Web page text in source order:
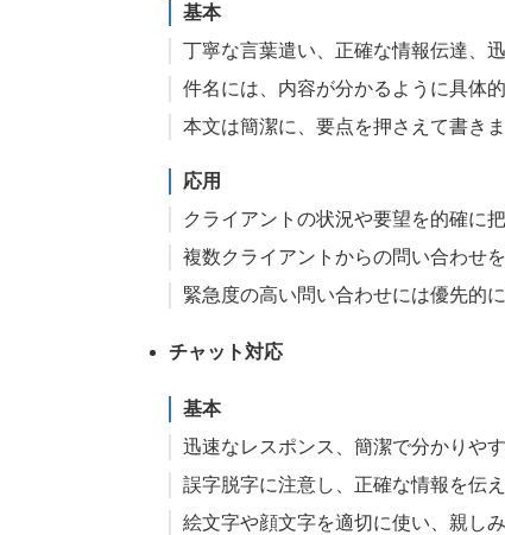
基本
丁寧な言葉遣い、正確な情報伝達、
件名には、内容が分かるように具体
本文は簡潔に、要点を押さえて書きま
応用
クライアントの状況や要望を的確に
複数クライアントからの問い合わせ
緊急度の高い問い合わせには優先的
チャット対応
基本
迅速なレスポンス、簡潔で分かりや
誤字脱字に注意し、正確な情報を伝え
絵文字や顔文字を適切に使い、親し